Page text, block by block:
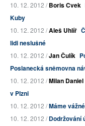
10. 12. 2012 /Boris Cvek
Kuby
10. 12. 2012 /Aleš Uhlíř
lidi neslušné
10. 12. 2012 /Jan Čulík
Poslanecká sněmovna
10. 12. 2012 /Milan Daniel
v Plzni
10. 12. 2012 /Máme
10. 12. 2012 /Dodržování